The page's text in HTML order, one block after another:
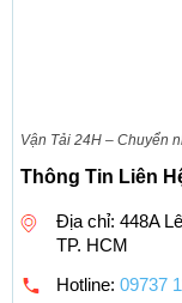
Vận Tải 24H – Chuyển
Thông Tin Liên
Địa chỉ: 448A
TP. HCM
Hotline: 09737